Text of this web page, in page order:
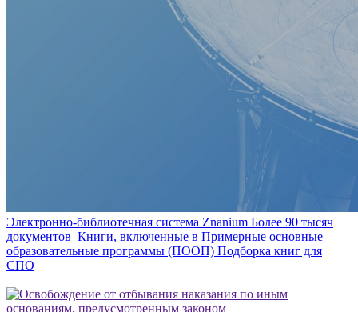
Электронно-библиотечная система Znanium Более 90 тысяч
документов Книги, включенные в Примерные основные
образовательные программы (ПООП) Подборка книг для
СПО